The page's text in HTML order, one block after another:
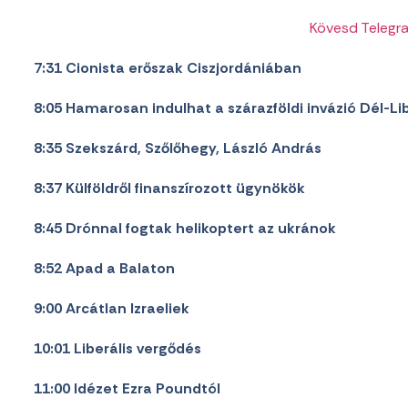
Kövesd
7:31 Cionista erőszak Ciszjordániában
8:05 Hamarosan indulhat a szárazföldi invázió Dél-
8:35 Szekszárd, Szőlőhegy, László András
8:37 Külföldről finanszírozott ügynökök
8:45 Drónnal fogtak helikoptert az ukránok
8:52 Apad a Balaton
9:00 Arcátlan Izraeliek
10:01 Liberális vergődés
11:00 Idézet Ezra Poundtól